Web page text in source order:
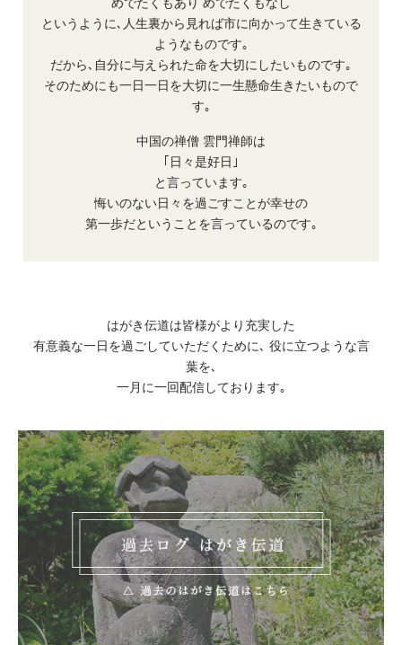
めでたくもあり めでたくもなし
というように､人生裏から見れば市に向かって生きている
ようなものです｡
だから､自分に与えられた命を大切にしたいものです｡
そのためにも一日一日を大切に一生懸命生きたいもので
す｡
中国の禅僧 雲門禅師は
｢日々是好日｣
と言っています｡
悔いのない日々を過ごすことが幸せの
第一歩だということを言っているのです｡
はがき伝道は皆様がより充実した
有意義な一日を過ごしていただくために､ 役に立つような言
葉を､
一月に一回配信しております｡